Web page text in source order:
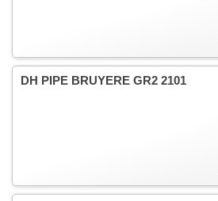
DH PIPE BRUYERE GR2 2101